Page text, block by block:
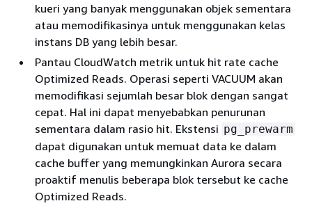
kueri yang banyak menggunakan objek sementara
atau memodifikasinya untuk menggunakan kelas
instans DB yang lebih besar.
Pantau CloudWatch metrik untuk hit rate cache
Optimized Reads. Operasi seperti VACUUM akan
memodifikasi sejumlah besar blok dengan sangat
cepat. Hal ini dapat menyebabkan penurunan
sementara dalam rasio hit. Ekstensi pg_prewarm
dapat digunakan untuk memuat data ke dalam
cache buffer yang memungkinkan Aurora secara
proaktif menulis beberapa blok tersebut ke cache
Optimized Reads.